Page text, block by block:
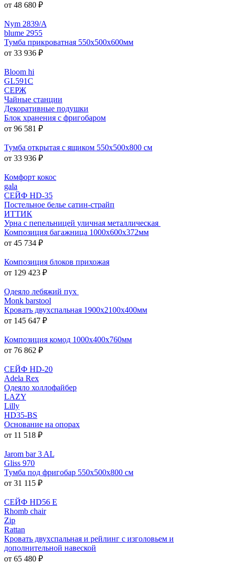
от 48 680 ₽
Nym 2839/A
blume 2955
Тумба прикроватная 550х500х600мм
от 33 936 ₽
Bloom hi
GL591C
СЕРЖ
Чайные станции
Декоративные подушки
Блок хранения с фригобаром
от 96 581 ₽
Тумба открытая с ящиком 550x500x800 см
от 33 936 ₽
Комфорт кокос
gala
СЕЙФ HD-35
Постельное белье сатин-страйп
ИТТИК
Урна с пепельницей уличная металлическая
Композиция багажница 1000х600х372мм
от 45 734 ₽
Композиция блоков прихожая
от 129 423 ₽
Одеяло лебяжий пух
Monk barstool
Кровать двухспальная 1900х2100х400мм
от 145 647 ₽
Композиция комод 1000х400х760мм
от 76 862 ₽
СЕЙФ HD-20
Adela Rex
Одеяло холлофайбер
LAZY
Lilly
HD35-BS
Основание на опорах
от 11 518 ₽
Jarom bar 3 AL
Gliss 970
Тумба под фригобар 550x500x800 см
от 31 115 ₽
СЕЙФ HD56 E
Rhomb chair
Zip
Rattan
Кровать двухспальная и рейлинг с изголовьем и
дополнительной навеской
от 65 480 ₽